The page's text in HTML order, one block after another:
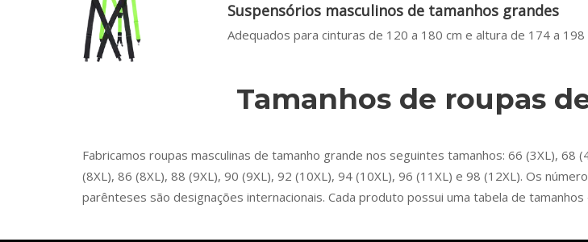
Suspensórios masculinos de tamanhos grandes
Adequados para cinturas de 120 a 180 cm e altura de 174 a 198
Tamanhos de roupas
Fabricamos roupas masculinas de tamanho grande nos seguintes tamanhos: 66 (3XL), 68
(8XL), 86 (8XL), 88 (9XL), 90 (9XL), 92 (10XL), 94 (10XL), 96 (11XL) e 98 (12XL). Os
parênteses são designações internacionais. Cada produto possui uma tabela de